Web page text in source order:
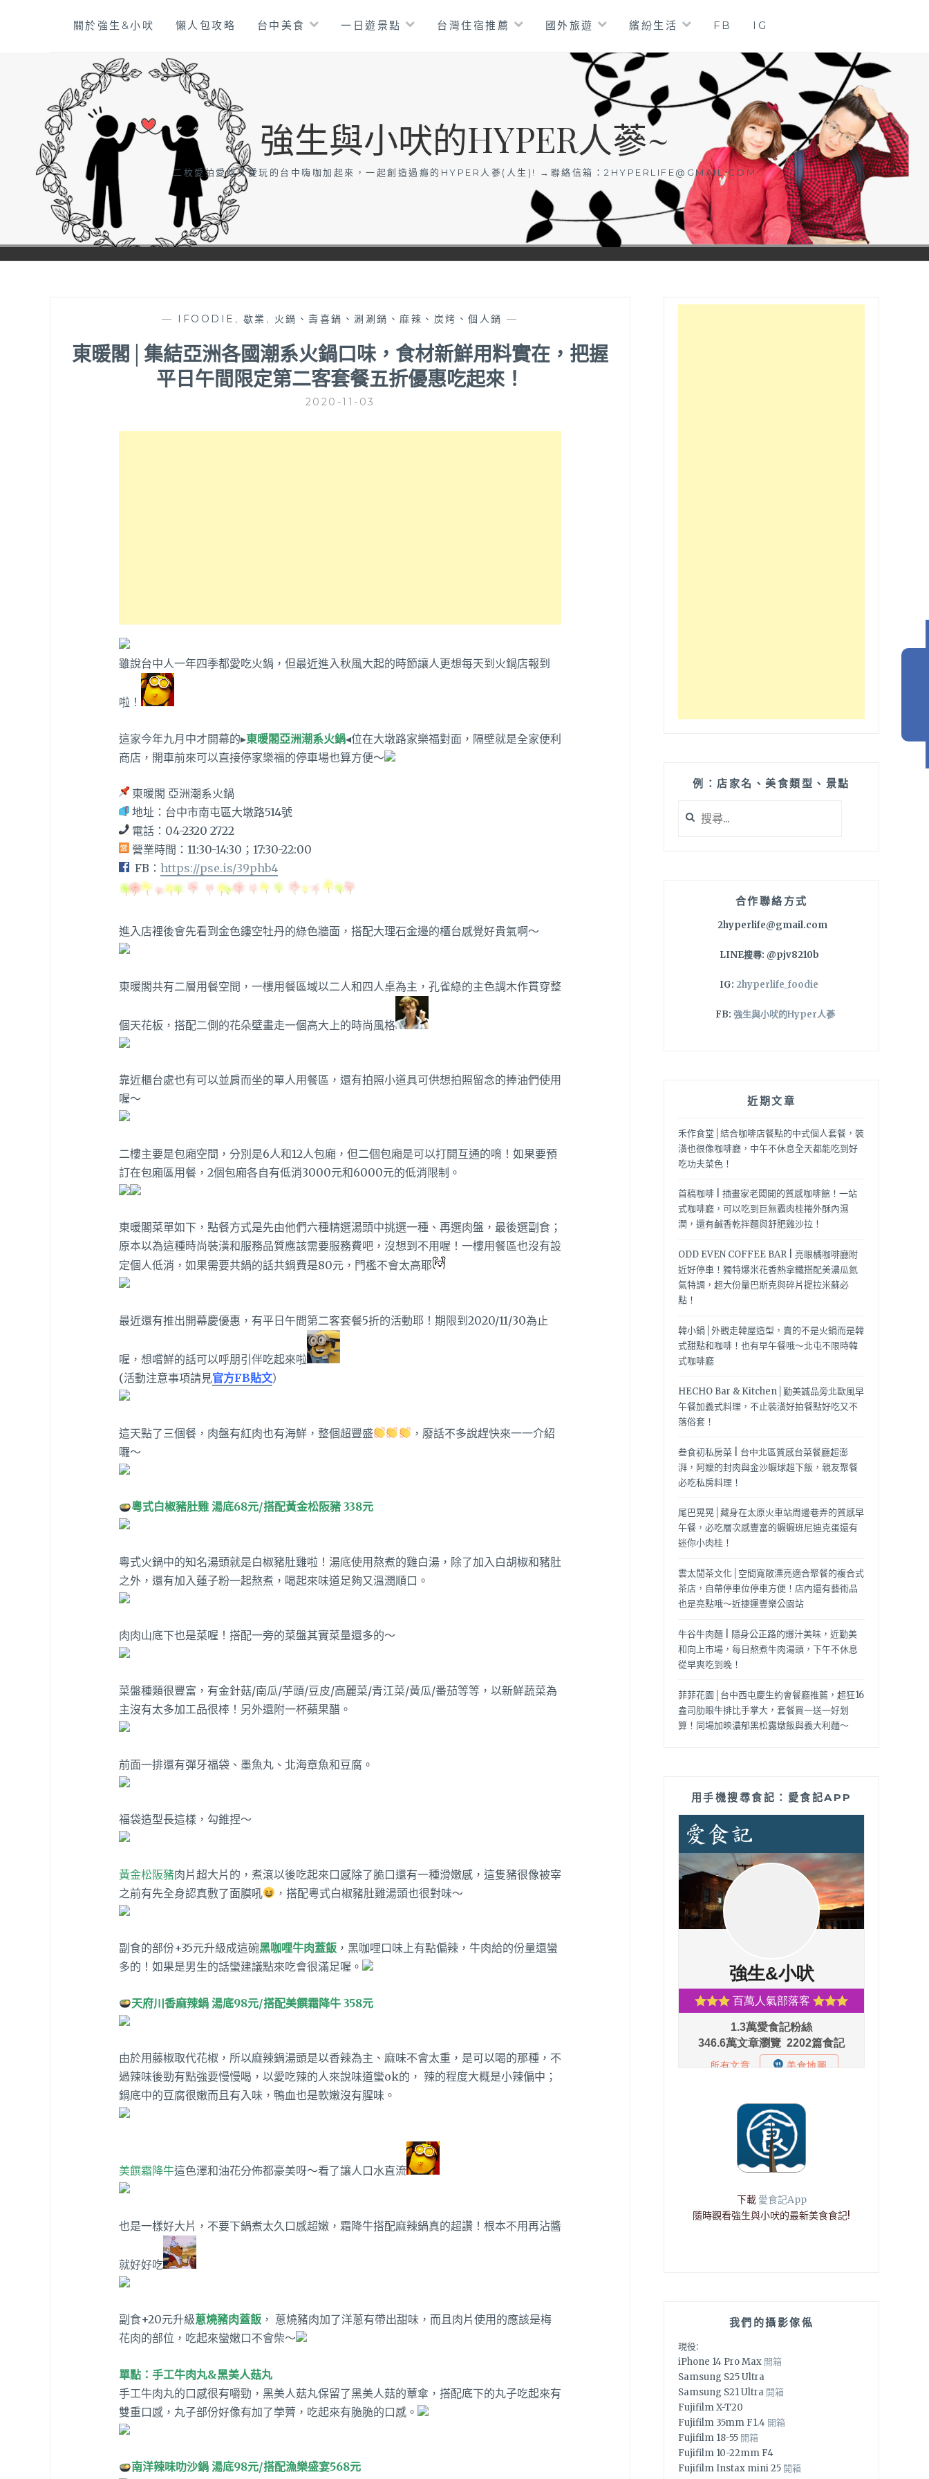
關於強生&小吠 懶人包攻略 台中美食 一日遊景點 台灣住宿推薦 國外旅遊 繽紛生活 FB IG
強生與小吠的HYPER人蔘~
二枚愛拍愛吃又愛玩的台中嗨咖加起來，一起創造過癮的HYPER人蔘(人生)! →聯絡信箱： 2HYPERLIFE@GMAIL.COM
— IFOODIE , 歇業 , 火鍋、壽喜鍋、涮涮鍋、麻辣、炭烤、個人鍋 —
東暖閣│集結亞洲各國潮系火鍋口味，食材新鮮用料實在，把握
平日午間限定第二客套餐五折優惠吃起來！
2020-11-03
雖說台中人一年四季都愛吃火鍋，但最近進入秋風大起的時節讓人更想每天到火鍋店報到
啦！
這家今年九月中才開幕的▸東暖閣亞洲潮系火鍋◂位在大墩路家樂福對面，隔壁就是全家便利
商店，開車前來可以直接停家樂福的停車場也算方便～
東暖閣 亞洲潮系火鍋
地址：台中市南屯區大墩路514號
電話：04-2320 2722
營業時間：11:30-14:30；17:30-22:00
FB： https://pse.is/39phb4
進入店裡後會先看到金色鏤空牡丹的綠色牆面，搭配大理石金邊的櫃台感覺好貴氣啊～
東暖閣共有二層用餐空間，一樓用餐區域以二人和四人桌為主，孔雀綠的主色調木作貫穿整
個天花板，搭配二側的花朵壁畫走一個高大上的時尚風格
靠近櫃台處也有可以並肩而坐的單人用餐區，還有拍照小道具可供想拍照留念的捧油們使用
喔～
二樓主要是包廂空間，分別是6人和12人包廂，但二個包廂是可以打開互通的唷！如果要預
訂在包廂區用餐，2個包廂各自有低消3000元和6000元的低消限制。
東暖閣菜單如下，點餐方式是先由他們六種精選湯頭中挑選一種、再選肉盤，最後選副食；
原本以為這種時尚裝潢和服務品質應該需要服務費吧，沒想到不用喔！一樓用餐區也沒有設
定個人低消，如果需要共鍋的話共鍋費是80元，門檻不會太高耶
最近還有推出開幕慶優惠，有平日午間第二客套餐5折的活動耶！期限到2020/11/30為止
喔，想嚐鮮的話可以呼朋引伴吃起來啦
(活動注意事項請見官方FB貼文）
這天點了三個餐，肉盤有紅肉也有海鮮，整個超豐盛
，廢話不多說趕快來一一介紹
囉～
粵式白椒豬肚雞 湯底68元/搭配黃金松阪豬 338元
粵式火鍋中的知名湯頭就是白椒豬肚雞啦！湯底使用熬煮的雞白湯，除了加入白胡椒和豬肚
之外，還有加入蓮子粉一起熬煮，喝起來味道足夠又溫潤順口。
肉肉山底下也是菜喔！搭配一旁的菜盤其實菜量還多的～
菜盤種類很豐富，有金針菇/南瓜/芋頭/豆皮/高麗菜/青江菜/黃瓜/番茄等等，以新鮮蔬菜為
主沒有太多加工品很棒！另外還附一杯蘋果醋。
前面一排還有彈牙福袋、墨魚丸、北海章魚和豆腐。
福袋造型長這樣，勾錐捏～
黃金松阪豬肉片超大片的，煮滾以後吃起來口感除了脆口還有一種滑嫩感，這隻豬很像被宰
之前有先全身認真敷了面膜吼
，搭配粵式白椒豬肚雞湯頭也很對味～
副食的部份+35元升級成這碗黑咖哩牛肉蓋飯 ，黑咖哩口味上有點偏辣，牛肉給的份量還蠻
多的！如果是男生的話蠻建議點來吃會很滿足喔。
天府川香麻辣鍋 湯底98元/搭配美饌霜降牛 358元
由於用藤椒取代花椒，所以麻辣鍋湯頭是以香辣為主、麻味不會太重，是可以喝的那種，不
過辣味後勁有點強要慢慢喝，以愛吃辣的人來說味道蠻ok的， 辣的程度大概是小辣偏中；
鍋底中的豆腐很嫩而且有入味，鴨血也是軟嫩沒有腥味。
美饌霜降牛這色澤和油花分佈都豪美呀～看了讓人口水直流
也是一樣好大片，不要下鍋煮太久口感超嫩，霜降牛搭配麻辣鍋真的超讚！根本不用再沾醬
就好好吃
副食+20元升級蔥燒豬肉蓋飯 ， 蔥燒豬肉加了洋蔥有帶出甜味，而且肉片使用的應該是梅
花肉的部位，吃起來蠻嫩口不會柴～
單點：手工牛肉丸&黑美人菇丸
手工牛肉丸的口感很有嚼勁，黑美人菇丸保留了黑美人菇的蕈傘，搭配底下的丸子吃起來有
雙重口感，丸子部份好像有加了荸薺，吃起來有脆脆的口感。
南洋辣味叻沙鍋 湯底98元/搭配漁樂盛宴568元
例：店家名、美食類型、景點
尋
合作聯絡方式
2hyperlife@gmail.com
LINE搜尋: @pjv8210b
IG: 2hyperlife_foodie
FB: 強生與小吠的Hyper人蔘
近期文章
禾作食堂│結合咖啡店餐點的中式個人套餐，裝
潢也很像咖啡廳，中午不休息全天都能吃到好
吃功夫菜色！
首稿咖啡 | 插畫家老闆開的質感咖啡館！一站
式咖啡廳，可以吃到巨無霸肉桂捲外酥內濕
潤，還有鹹香乾拌麵與舒肥雞沙拉！
ODD EVEN COFFEE BAR | 亮眼橘咖啡廳附
近好停車！獨特爆米花香熱拿鐵搭配美濃瓜氮
氣特調，超大份量巴斯克與碎片提拉米蘇必
點！
韓小鍋│外觀走韓屋造型，賣的不是火鍋而是韓
式甜點和咖啡！也有早午餐哦～北屯不限時韓
式咖啡廳
HECHO Bar & Kitchen│勤美誠品旁北歐風早
午餐加義式料理，不止裝潢好拍餐點好吃又不
落俗套！
叁食初私房菜 | 台中北區質感台菜餐廳超澎
湃，阿嬤的封肉與金沙蝦球超下飯，親友聚餐
必吃私房料理！
尾巴晃晃│藏身在太原火車站周邊巷弄的質感早
午餐，必吃層次感豐富的蝦蝦班尼迪克蛋還有
迷你小肉桂！
雲太閒茶文化│空間寬敞漂亮適合聚餐的複合式
茶店，自帶停車位停車方便！店內還有藝術品
也是亮點哦～近捷運豐樂公園站
牛谷牛肉麵 | 隱身公正路的爆汁美味，近勤美
和向上市場，每日熬煮牛肉湯頭，下午不休息
從早爽吃到晚！
菲菲花園│台中西屯慶生約會餐廳推薦，超狂16
盎司肋眼牛排比手掌大，套餐買一送一好划
算！同場加映濃郁黑松露燉飯與義大利麵～
用手機搜尋食記：愛食記APP
下載 愛食記App
隨時觀看強生與小吠的最新美食食記!
我們的攝影傢俬
現役:
iPhone 14 Pro Max 開箱
Samsung S25 Ultra
Samsung S21 Ultra 開箱
Fujifilm X-T20
Fujifilm 35mm F1.4 開箱
Fujifilm 18-55 開箱
Fujifilm 10-22mm F4
Fujifilm Instax mini 25 開箱